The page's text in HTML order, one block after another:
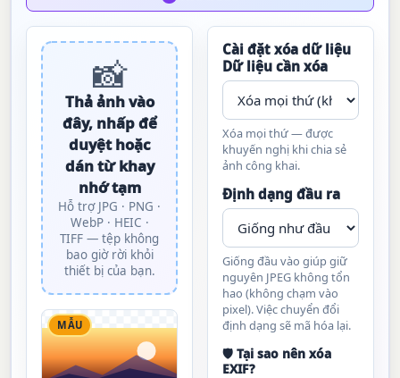
📸
Thả ảnh vào
đây, nhấp để
duyệt hoặc
dán từ khay
nhớ tạm
Hỗ trợ JPG · PNG ·
WebP · HEIC ·
TIFF — tệp không
bao giờ rời khỏi
thiết bị của bạn.
MẪU
Cài đặt xóa dữ liệu
Dữ liệu cần xóa
Xóa mọi thứ — được
khuyến nghị khi chia sẻ
ảnh công khai.
Định dạng đầu ra
Giống đầu vào giúp giữ
nguyên JPEG không tổn
hao (không chạm vào
pixel). Việc chuyển đổi
định dạng sẽ mã hóa lại.
🛡 Tại sao nên xóa
EXIF?